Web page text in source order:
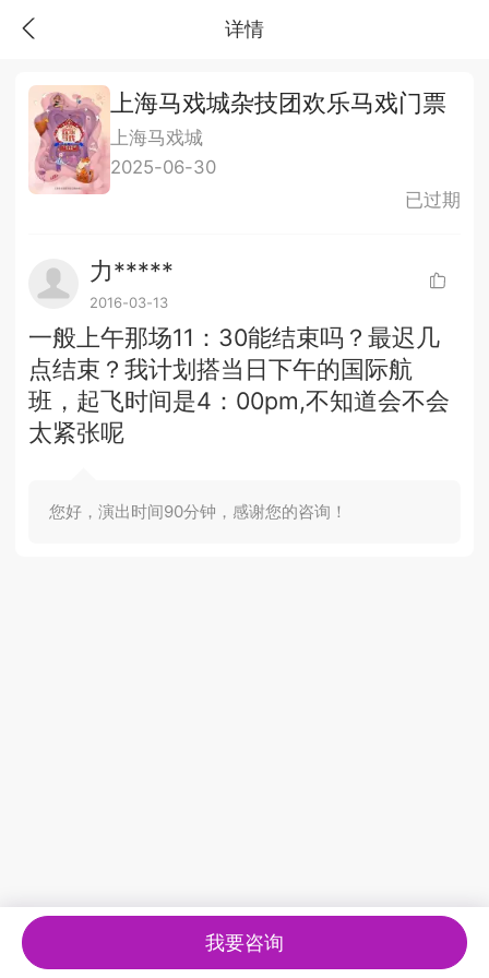
详情
上海马戏城杂技团欢乐马戏门票
上海马戏城
2025-06-30
已过期
力*****
2016-03-13
一般上午那场11：30能结束吗？最迟几
点结束？我计划搭当日下午的国际航
班，起飞时间是4：00pm,不知道会不会
太紧张呢
您好，演出时间90分钟，感谢您的咨询！
我要咨询